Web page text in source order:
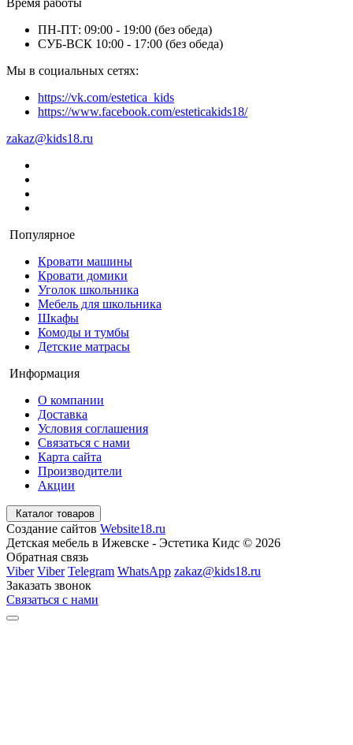
Время работы
ПН-ПТ: 09:00 - 19:00 (без обеда)
СУБ-ВСК 10:00 - 17:00 (без обеда)
Мы в социальных сетях:
https://vk.com/estetica_kids
https://www.facebook.com/esteticakids18/
zakaz@kids18.ru
Популярное
Кровати машины
Кровати домики
Уголок школьника
Мебель для школьника
Шкафы
Комоды и тумбы
Детские матрасы
Информация
О компании
Доставка
Условия соглашения
Связаться с нами
Карта сайта
Производители
Акции
Каталог товаров
Создание сайтов Website18.ru
Детская мебель в Ижевске - Эстетика Кидс © 2026
Обратная связь
Viber Viber Telegram WhatsApp zakaz@kids18.ru
Заказать звонок
Связаться с нами